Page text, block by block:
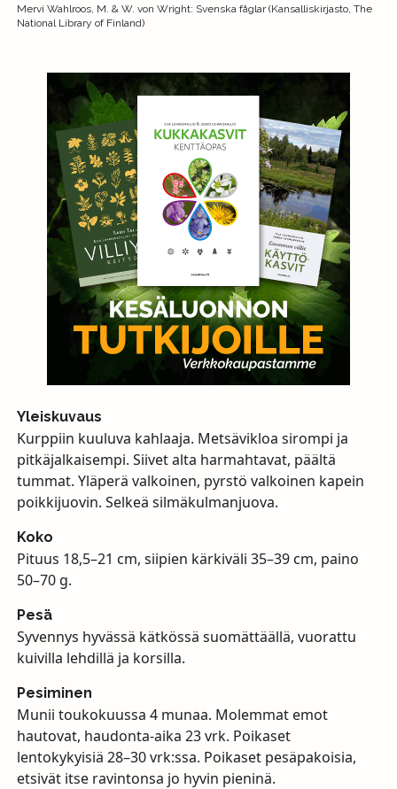
Mervi Wahlroos, M. & W. von Wright: Svenska fåglar (Kansalliskirjasto, The
National Library of Finland)
Yleiskuvaus
Kurppiin kuuluva kahlaaja. Metsävikloa sirompi ja
pitkäjalkaisempi. Siivet alta harmahtavat, päältä
tummat. Yläperä valkoinen, pyrstö valkoinen kapein
poikkijuovin. Selkeä silmäkulmanjuova.
Koko
Pituus 18,5–21 cm, siipien kärkiväli 35–39 cm, paino
50–70 g.
Pesä
Syvennys hyvässä kätkössä suomättäällä, vuorattu
kuivilla lehdillä ja korsilla.
Pesiminen
Munii toukokuussa 4 munaa. Molemmat emot
hautovat, haudonta-aika 23 vrk. Poikaset
lentokykyisiä 28–30 vrk:ssa. Poikaset pesäpakoisia,
etsivät itse ravintonsa jo hyvin pieninä.